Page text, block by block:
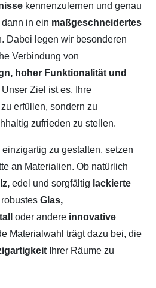
kennenzulernen und genau
in ein maßgeschneidertes
Dabei legen wir besonderen
Verbindung von
hoher Funktionalität und
Unser Ziel ist es, Ihre
erfüllen, sondern zu
zufrieden zu stellen.
einzigartig zu gestalten, setzen
an Materialien. Ob natürlich
edel und sorgfältig lackierte
robustesGlas,
oder andere innovative
Materialwahl trägt dazu bei, die
Ihrer Räume zu